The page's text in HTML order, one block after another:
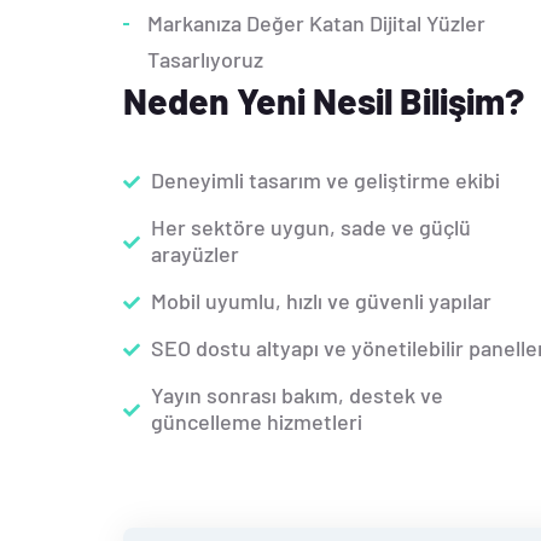
Markanıza Değer Katan Dijital Yüzler
Tasarlıyoruz
Neden Yeni Nesil Bilişim?
Deneyimli tasarım ve geliştirme ekibi
Her sektöre uygun, sade ve güçlü
arayüzler
Mobil uyumlu, hızlı ve güvenli yapılar
SEO dostu altyapı ve yönetilebilir
Yayın sonrası bakım, destek ve
güncelleme hizmetleri